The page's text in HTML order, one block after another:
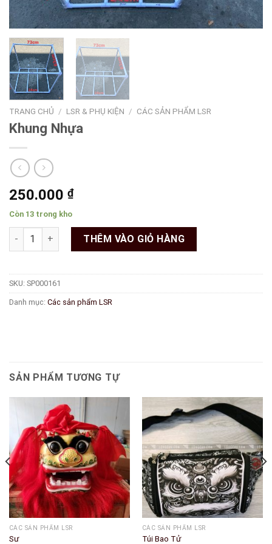
TRANG CHỦ / LSR & PHỤ KIỆN / CÁC SẢN PHẨM LSR
Khung Nhựa
250.000 ₫
Còn 13 trong kho
Khung Nhựa số lượngTHÊM VÀO GIỎ HÀNG
SKU: SP000161
Danh mục: Các sản phẩm LSR
SẢN PHẨM TƯƠNG TỰ
CÁC SẢN PHẨM LSR
Sư
CÁC SẢN PHẨM LSR
Túi Bao Tử